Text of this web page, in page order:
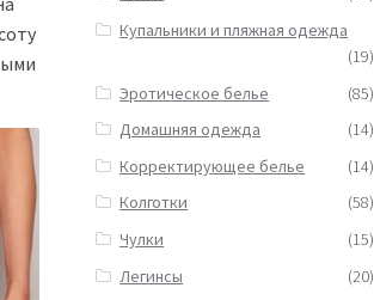
Купальники и пляжная одежда
(19)
Эротическое белье
(85)
Домашняя одежда
(14)
Корректирующее белье
(14)
Колготки
(58)
Чулки
(15)
Легинсы
(20)